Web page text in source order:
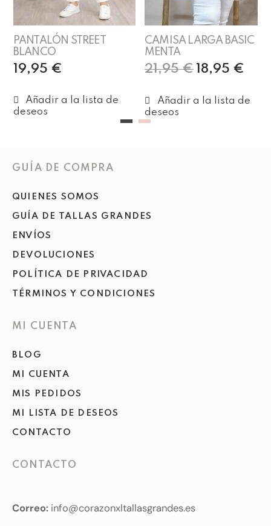
PANTALÓN STREET
BLANCO
19,95 €
CAMISA LARGA BASIC
MENTA
21,95€ 18,95 €
GUÍA DE COMPRA
QUIENES SOMOS
GUÍA DE TALLAS GRANDES
ENVÍOS
DEVOLUCIONES
POLÍTICA DE PRIVACIDAD
TÉRMINOS Y CONDICIONES
MI CUENTA
BLOG
MI CUENTA
MIS PEDIDOS
MI LISTA DE DESEOS
CONTACTO
CONTACTO
Correo: info@corazonxltallasgrandes.es